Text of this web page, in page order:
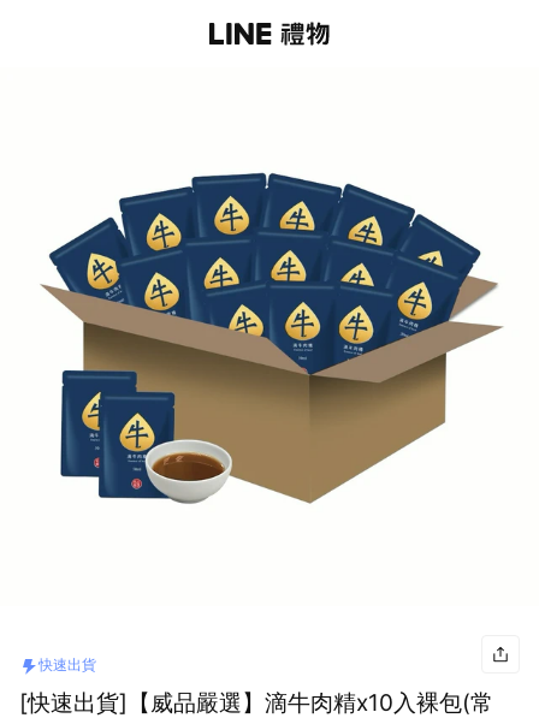
快速出貨
[快速出貨]【威品嚴選】滴牛肉精x10入裸包(常